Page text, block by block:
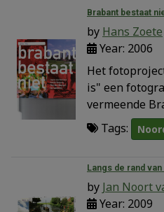
Brabant bestaat
by Hans Zoete
Year: 2006
Het
is" een
vermeende
Tags:
Langs de rand van
by Jan Noort
Year: 2009